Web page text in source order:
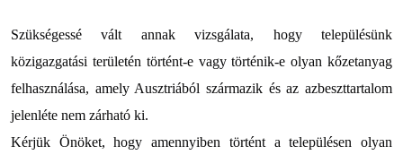
Szükségessé vált annak vizsgálata, hogy településünk
közigazgatási területén történt-e vagy történik-e olyan kőzetanyag
felhasználása, amely Ausztriából származik és az azbeszttartalom
jelenléte nem zárható ki.
Kérjük Önöket, hogy amennyiben történt a településen olyan